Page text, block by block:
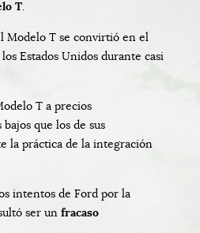
T.
Modelo T se convirtió en el
Estados Unidos durante casi
T a precios
que los de sus
la práctica de la integración
intentos de Ford por la
ser un fracaso